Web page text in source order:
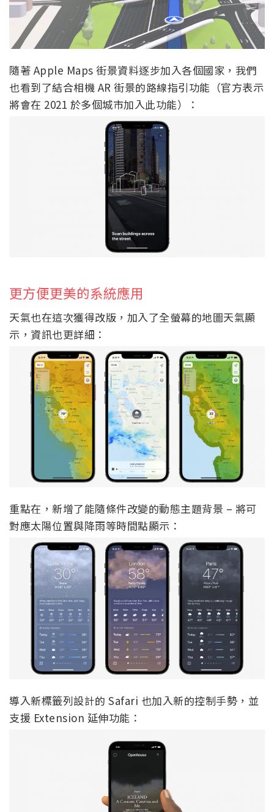
隨著 Apple Maps 街景資料逐步加入各個國家，我們
也看到了結合相機 AR 街景的路線指引功能（官方表示
將會在 2021 於多個城市加入此功能）：
更方便更美的系統應用
天氣也在這次獲得改版，加入了全螢幕的地圖天氣顯
示，資訊也更詳細：
重點在，新增了能隨條件改變的動態主題背景 – 將可
對應太陽位置與降雨等時間點顯示：
導入新標籤列設計的 Safari 也加入新的控制手勢，並
支援 Extension 延伸功能：